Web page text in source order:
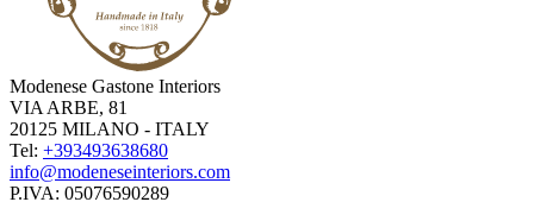
Modenese Gastone Interiors
VIA ARBE, 81
20125 MILANO - ITALY
Tel: +393493638680
info@modeneseinteriors.com
P.IVA: 05076590289